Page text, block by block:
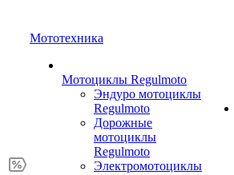
Мототехника
Мотоциклы Regulmoto
Эндуро мотоциклы
Regulmoto
Дорожные
мотоциклы
Regulmoto
Электромотоциклы